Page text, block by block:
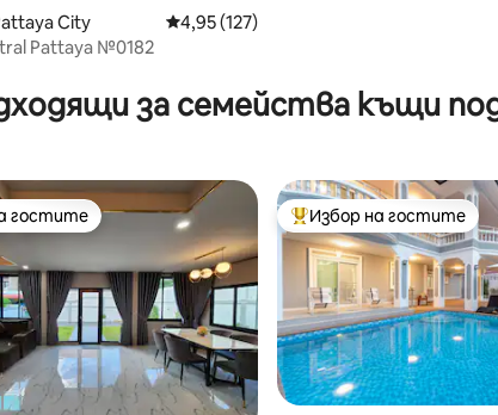
5, 136 отзива
City Средна оценка: 4,95 от 5, 127 отзива
4,95 (127)
Pattaya №0182
за семейства къщи
гостите
гостите Най-популярен избор
Избор на гостите